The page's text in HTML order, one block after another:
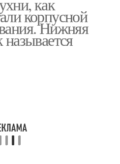
корпусной
Нижняя
называется